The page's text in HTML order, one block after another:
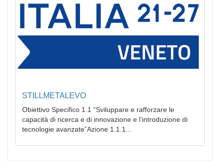
STILLMETALEVO
Obiettivo Specifico 1.1 “Sviluppare e rafforzare le
capacità di ricerca e di innovazione e l’introduzione di
tecnologie avanzate”Azione 1.1.1...